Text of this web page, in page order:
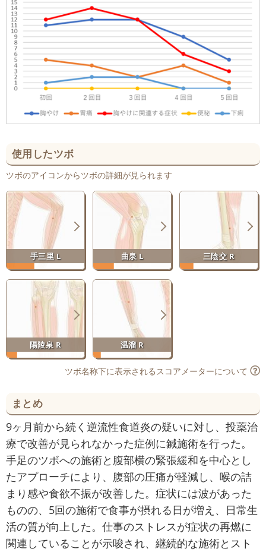
使用したツボ
ツボのアイコンからツボの詳細が見られます
手三里 L 曲泉 L 三陰交 R
陽陵泉 R 温溜 R
ツボ名称下に表示されるスコアメーターについて
まとめ
9ヶ月前から続く逆流性食道炎の疑いに対し、投薬治
療で改善が見られなかった症例に鍼施術を行った。
手足のツボへの施術と腹部横の緊張緩和を中心とし
たアプローチにより、腹部の圧痛が軽減し、喉の詰
まり感や食欲不振が改善した。症状には波があった
ものの、5回の施術で食事が摂れる日が増え、日常生
活の質が向上した。仕事のストレスが症状の再燃に
関連していることが示唆され、継続的な施術とスト